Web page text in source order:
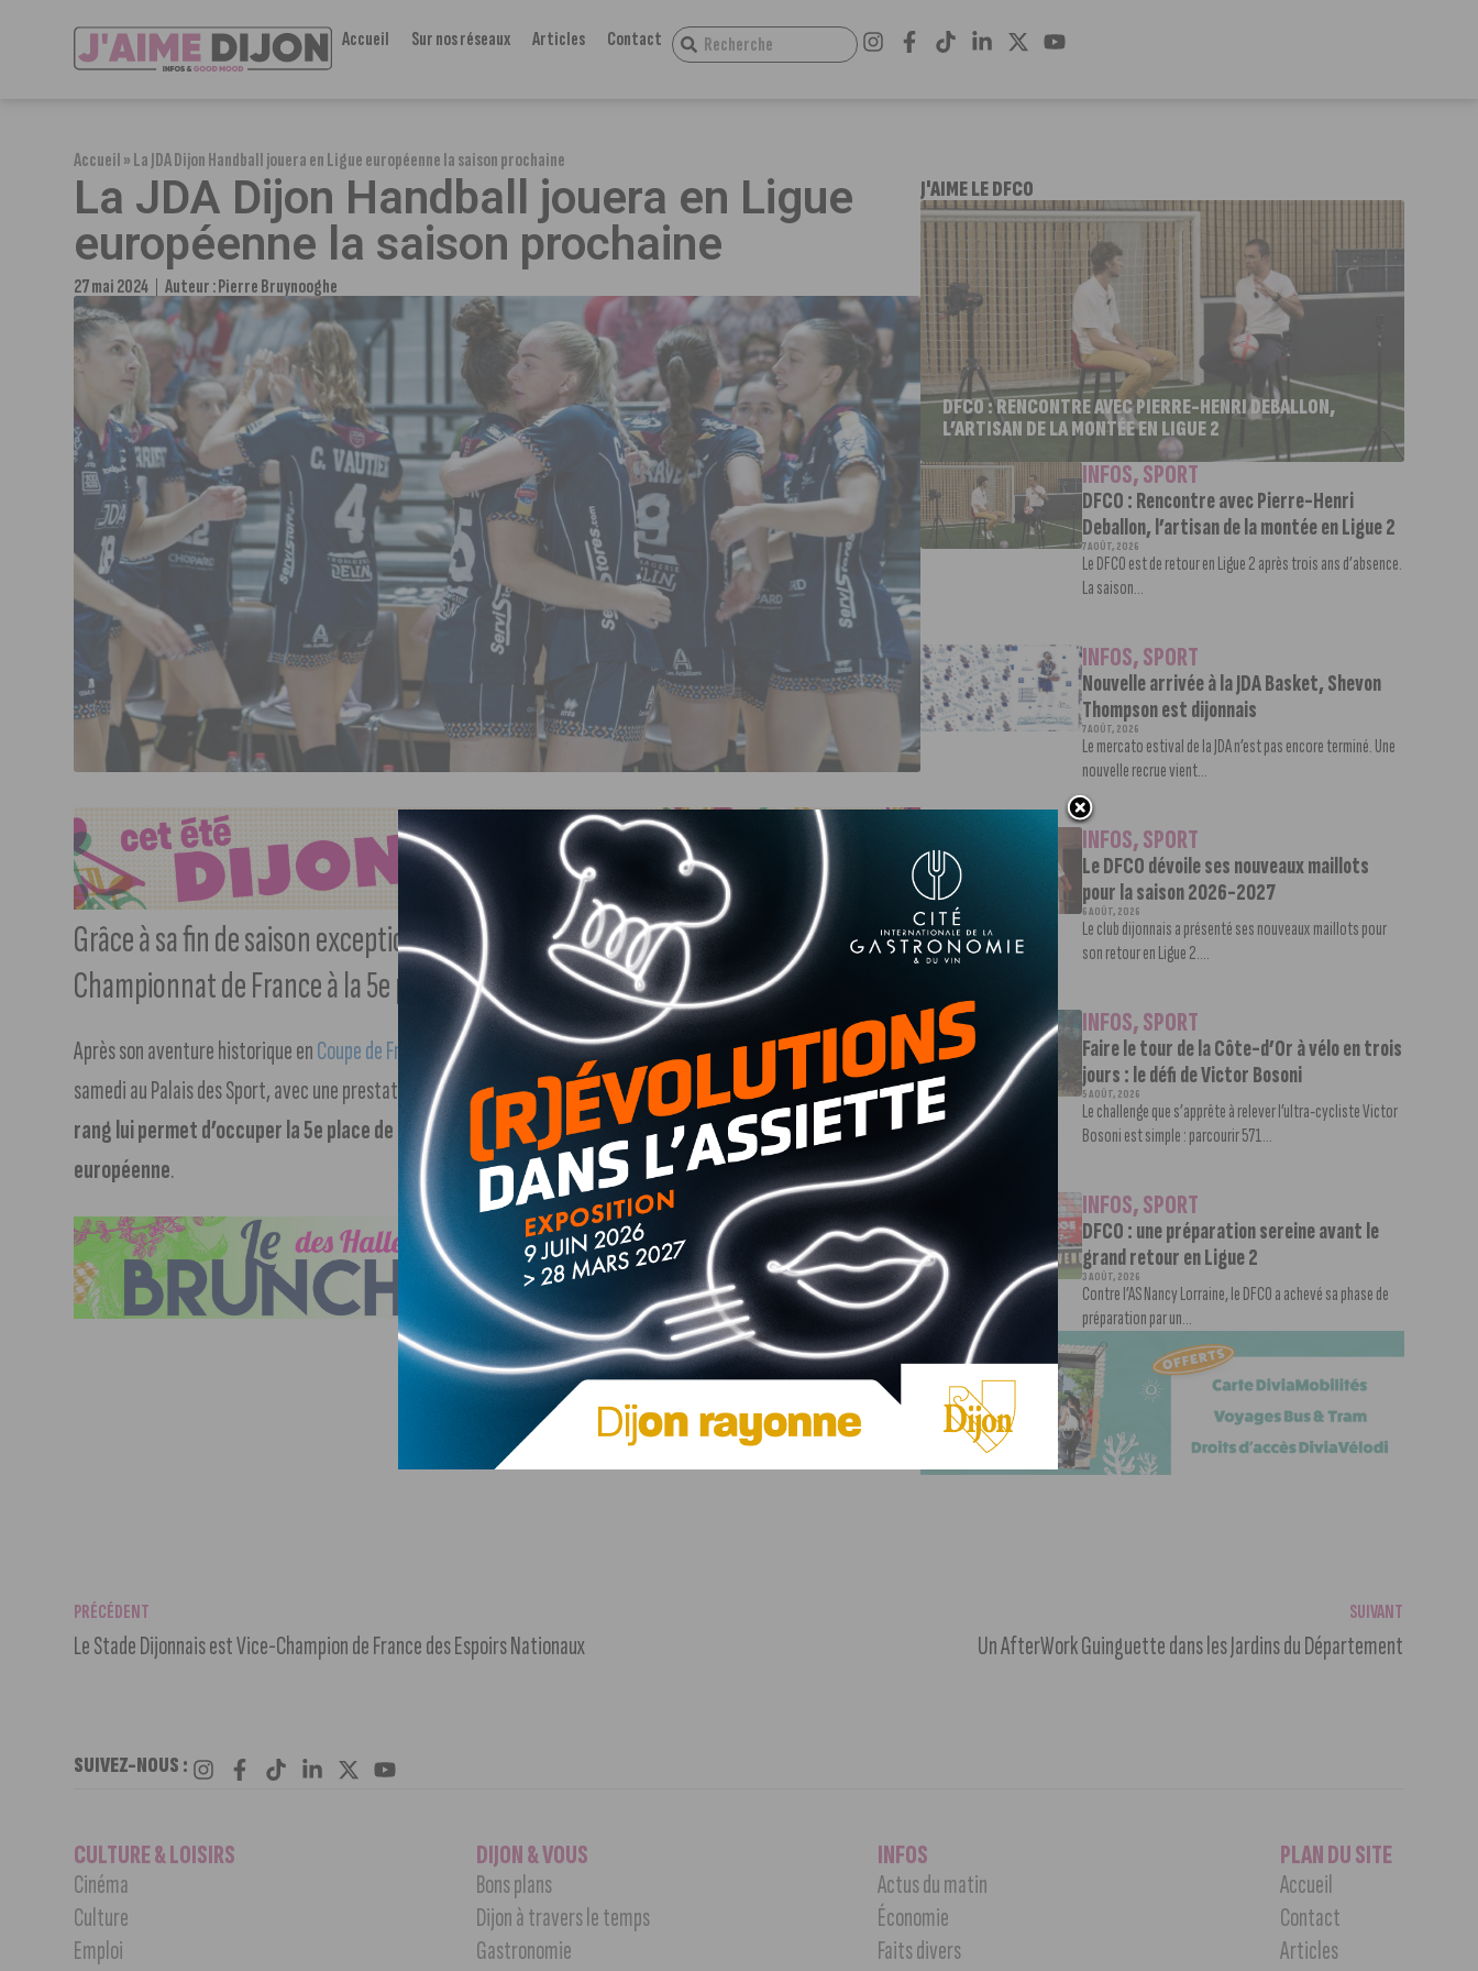
Accueil Sur nos réseaux Articles Contact
Accueil»La JDA Dijon Handball jouera en Ligue européenne la saison prochaine
La JDA Dijon Handball jouera en Ligue
européenne la saison prochaine
27 mai 2024 Auteur :Pierre Bruynooghe
Grâce à sa fin de saison exceptionnelle, la JDA Dijon Handball termine le
Championnat de France à la 5e place, qualificative pour la Ligue européenne.
Après son aventure historique enCoupe de France (suivre notre lien), la JDA Handball a conclu sa saison en beauté,
samedi au Palais des Sport, avec une prestation aboutie face à Strasbourg (36-29). Cette sixième victoire de
rang lui permet d’occuper la 5e place de Ligue Butagaz Énergie et de se qualifier, ainsi, en Ligue
européenne.
J'AIME LE DFCO
DFCO : RENCONTRE AVEC PIERRE-HENRI DEBALLON,
L’ARTISAN DE LA MONTÉE EN LIGUE 2
INFOS,SPORT
DFCO : Rencontre avec Pierre-Henri
Deballon, l’artisan de la montée en Ligue 2
7 AOÛT, 2026
Le DFCO est de retour en Ligue 2 après trois ans d’absence.
La saison...
INFOS,SPORT
Nouvelle arrivée à la JDA Basket, Shevon
Thompson est dijonnais
7 AOÛT, 2026
Le mercato estival de la JDA n’est pas encore terminé. Une
nouvelle recrue vient...
INFOS,SPORT
Le DFCO dévoile ses nouveaux maillots
pour la saison 2026-2027
6 AOÛT, 2026
Le club dijonnais a présenté ses nouveaux maillots pour
son retour en Ligue 2....
INFOS,SPORT
Faire le tour de la Côte-d’Or à vélo en trois
jours : le défi de Victor Bosoni
5 AOÛT, 2026
Le challenge que s’apprête à relever l’ultra-cycliste Victor
Bosoni est simple : parcourir 571...
INFOS,SPORT
DFCO : une préparation sereine avant le
grand retour en Ligue 2
3 AOÛT, 2026
Contre l’AS Nancy Lorraine, le DFCO a achevé sa phase de
préparation par un...
PRÉCÉDENT
Le Stade Dijonnais est Vice-Champion de France des Espoirs Nationaux
SUIVANT
Un AfterWork Guinguette dans les Jardins du Département
SUIVEZ-NOUS :
CULTURE & LOISIRS
Cinéma
Culture
Emploi
DIJON & VOUS
Bons plans
Dijon à travers le temps
Gastronomie
INFOS
Actus du matin
Économie
Faits divers
PLAN DU SITE
Accueil
Contact
Articles